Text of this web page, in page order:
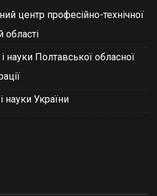
центр професійно-технічної
області
науки Полтавської обласної
науки України